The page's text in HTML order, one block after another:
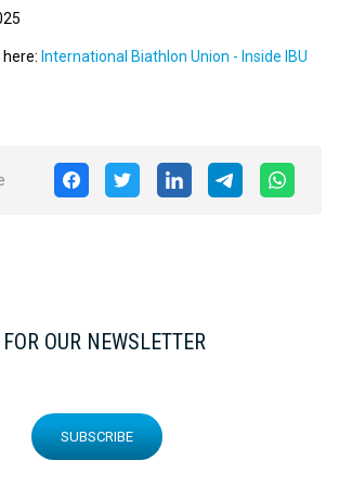
International Biathlon Union - Inside IBU
OUR NEWSLETTER
SUBSCRIBE